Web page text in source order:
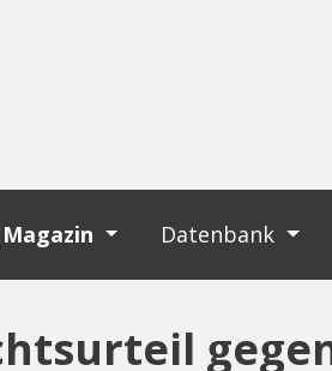
Magazin Datenbank